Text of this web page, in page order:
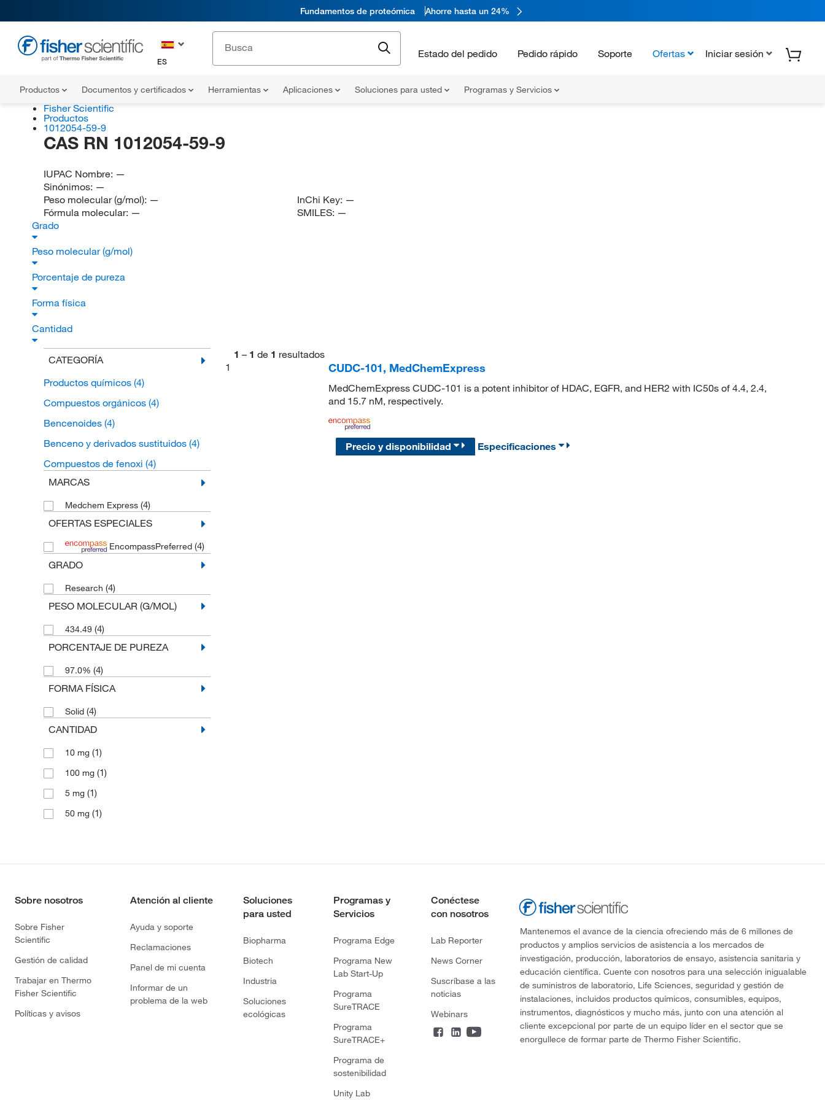
Fundamentos de proteómica Ahorre hasta un 24%
ES
Estado del pedido Pedido rápido Soporte Ofertas Iniciar sesión
Productos Documentos y certificados Herramientas Aplicaciones Soluciones para usted Programas y Servicios
Fisher Scientific
Productos
1012054-59-9
CAS RN 1012054-59-9
IUPAC Nombre: —
Sinónimos: —
Peso molecular (g/mol): —
Fórmula molecular: —
InChi Key: —
SMILES: —
Grado
Peso molecular (g/mol)
Porcentaje de pureza
Forma física
Cantidad
CATEGORÍA
Productos químicos (4)
Compuestos orgánicos (4)
Bencenoides (4)
Benceno y derivados sustituidos (4)
Compuestos de fenoxi (4)
MARCAS
Medchem Express (4)
OFERTAS ESPECIALES
EncompassPreferred (4)
GRADO
Research (4)
PESO MOLECULAR (G/MOL)
434.49 (4)
PORCENTAJE DE PUREZA
97.0% (4)
FORMA FÍSICA
Solid (4)
CANTIDAD
10 mg (1)
100 mg (1)
5 mg (1)
50 mg (1)
1 – 1 de 1 resultados
1
CUDC-101, MedChemExpress
MedChemExpress CUDC-101 is a potent inhibitor of HDAC, EGFR, and HER2 with IC50s of 4.4, 2.4,
and 15.7 nM, respectively.
Precio y disponibilidad Especificaciones
Sobre nosotros
Sobre Fisher
Scientific
Gestión de calidad
Trabajar en Thermo
Fisher Scientific
Políticas y avisos
Atención al cliente
Ayuda y soporte
Reclamaciones
Panel de mi cuenta
Informar de un
problema de la web
Soluciones
para usted
Biopharma
Biotech
Industria
Soluciones
ecológicas
Programas y
Servicios
Programa Edge
Programa New
Lab Start-Up
Programa
SureTRACE
Programa
SureTRACE+
Programa de
sostenibilidad
Unity Lab
Conéctese
con nosotros
Lab Reporter
News Corner
Suscríbase a las
noticias
Webinars
Mantenemos el avance de la ciencia ofreciendo más de 6 millones de
productos y amplios servicios de asistencia a los mercados de
investigación, producción, laboratorios de ensayo, asistencia sanitaria y
educación científica. Cuente con nosotros para una selección inigualable
de suministros de laboratorio, Life Sciences, seguridad y gestión de
instalaciones, incluidos productos químicos, consumibles, equipos,
instrumentos, diagnósticos y mucho más, junto con una atención al
cliente excepcional por parte de un equipo líder en el sector que se
enorgullece de formar parte de Thermo Fisher Scientific.